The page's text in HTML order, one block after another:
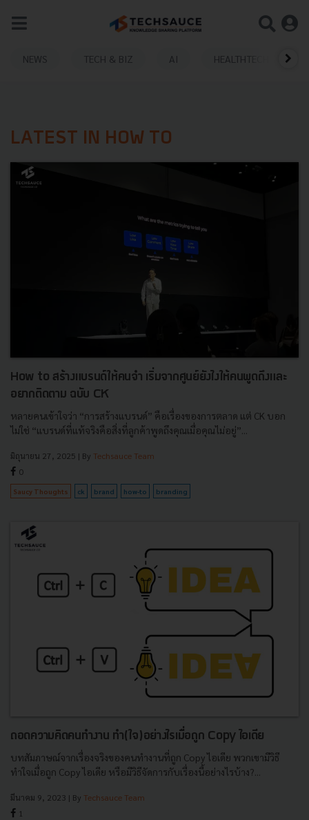
NEWS TECH & BIZ AI HEALTHTECH
LATEST IN HOW TO
How to สร้างแบรนด์ให้คนจำ เริ่มจากศูนย์ยังไงให้คนพูดถึงและ
อยากติดตาม ฉบับ CK
หลายคนเข้าใจว่า “การสร้างแบรนด์” คือเรื่องของการตลาด แต่ CK บอก
ไม่ใช่ “แบรนด์ที่แท้จริงคือสิ่งที่ลูกค้าพูดถึงคุณเมื่อคุณไม่อยู่”...
มิถุนายน 27, 2025 | By Techsauce Team
0
Saucy Thoughts ck brand how-to branding
ถอดความคิดคนทำงาน ทำ(ใจ)อย่างไรเมื่อถูก Copy ไอเดีย
บทสัมภาษณ์จากเรื่องจริงของคนทำงานที่ถูก Copy ไอเดีย พวกเขามีวิธี
ทำใจเมื่อถูก Copy ไอเดีย หรือมีวิธีจัดการกับเรื่องนี้อย่างไรบ้าง?...
มีนาคม 9, 2023 | By Techsauce Team
1